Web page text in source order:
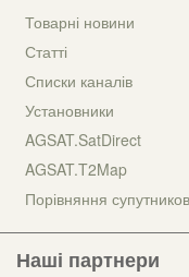
Товарні новини
Статті
Списки каналів
Установники
AGSAT.SatDirect
AGSAT.T2Map
Порівняння
Наші партнери